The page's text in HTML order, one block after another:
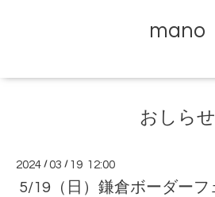
mano
おしらせ
2024 /03 / 19 12:00
5/19（日）鎌倉ボーダーフ